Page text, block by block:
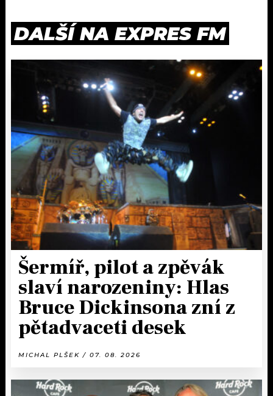
DALŠÍ NA EXPRES FM
Šermíř, pilot a zpěvák
slaví narozeniny: Hlas
Bruce Dickinsona zní z
pětadvaceti desek
MICHAL PLŠEK / 07. 08. 2026